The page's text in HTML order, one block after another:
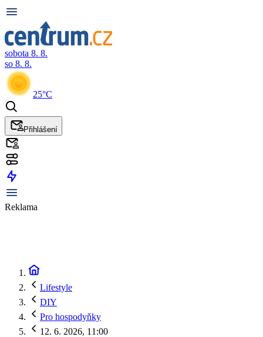
sobota 8. 8.
so 8. 8.
25°C
Přihlášení
Reklama
Lifestyle
DIY
Pro hospodyňky
12. 6. 2026, 11:00